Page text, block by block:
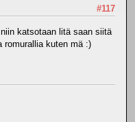
#117
katsotaan litä saan siitä
romurallia kuten mä :)